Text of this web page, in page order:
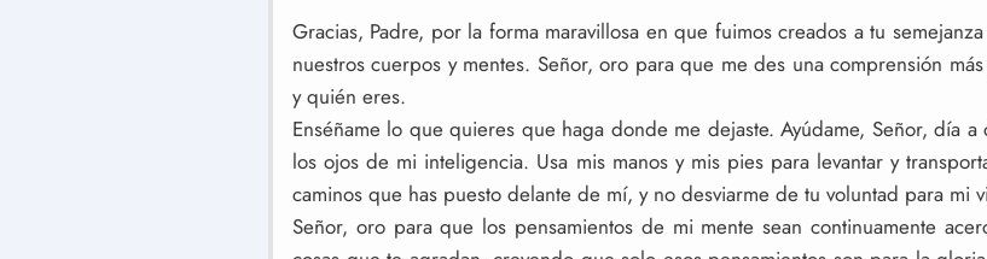
Gracias, Padre, por la forma maravillosa en que fuimos creados a tu
nuestros cuerpos y mentes. Señor, oro para que me des una comprensión
y quién eres.
Enséñame lo que quieres que haga donde me dejaste. Ayúdame, Señor, día
los ojos de mi inteligencia. Usa mis manos y mis pies para levantar y
caminos que has puesto delante de mí, y no desviarme de tu voluntad para mi
Señor, oro para que los pensamientos de mi mente sean continuamente